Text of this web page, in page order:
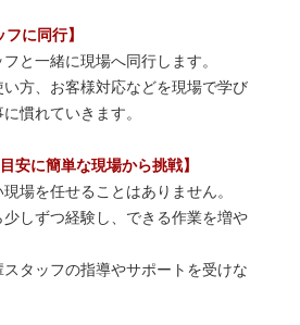
に同行】
と一緒に現場へ同行します。
方、お客様対応などを現場で学び
慣れていきます。
安に簡単な現場から挑戦】
場を任せることはありません。
しずつ経験し、できる作業を増や
タッフの指導やサポートを受けな